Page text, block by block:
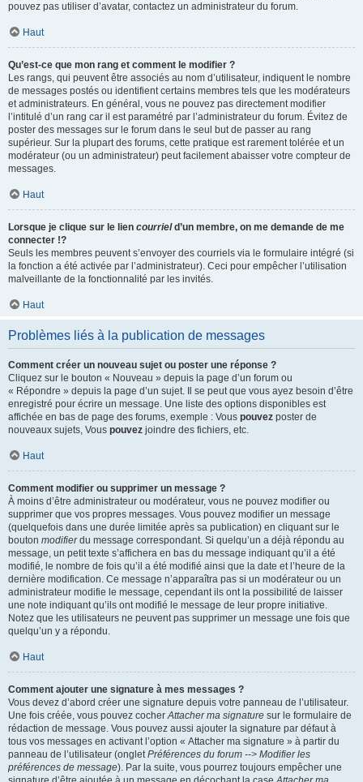
pouvez pas utiliser d’avatar, contactez un administrateur du forum.
Haut
Qu’est-ce que mon rang et comment le modifier ?
Les rangs, qui peuvent être associés au nom d’utilisateur, indiquent le nombre
de messages postés ou identifient certains membres tels que les modérateurs
et administrateurs. En général, vous ne pouvez pas directement modifier
l’intitulé d’un rang car il est paramétré par l’administrateur du forum. Évitez de
poster des messages sur le forum dans le seul but de passer au rang
supérieur. Sur la plupart des forums, cette pratique est rarement tolérée et un
modérateur (ou un administrateur) peut facilement abaisser votre compteur de
messages.
Haut
Lorsque je clique sur le lien courrield’un membre, on me demande de me
connecter !?
Seuls les membres peuvent s’envoyer des courriels via le formulaire intégré (si
la fonction a été activée par l’administrateur). Ceci pour empêcher l’utilisation
malveillante de la fonctionnalité par les invités.
Haut
Problèmes liés à la publication de messages
Comment créer un nouveau sujet ou poster une réponse ?
Cliquez sur le bouton « Nouveau » depuis la page d’un forum ou
« Répondre » depuis la page d’un sujet. Il se peut que vous ayez besoin d’être
enregistré pour écrire un message. Une liste des options disponibles est
affichée en bas de page des forums, exemple : Vous pouvez poster de
nouveaux sujets, Vous pouvez joindre des fichiers, etc.
Haut
Comment modifier ou supprimer un message ?
À moins d’être administrateur ou modérateur, vous ne pouvez modifier ou
supprimer que vos propres messages. Vous pouvez modifier un message
(quelquefois dans une durée limitée après sa publication) en cliquant sur le
bouton modifierdu message correspondant. Si quelqu’un a déjà répondu au
message, un petit texte s’affichera en bas du message indiquant qu’il a été
modifié, le nombre de fois qu’il a été modifié ainsi que la date et l’heure de la
dernière modification. Ce message n’apparaîtra pas si un modérateur ou un
administrateur modifie le message, cependant ils ont la possibilité de laisser
une note indiquant qu’ils ont modifié le message de leur propre initiative.
Notez que les utilisateurs ne peuvent pas supprimer un message une fois que
quelqu’un y a répondu.
Haut
Comment ajouter une signature à mes messages ?
Vous devez d’abord créer une signature depuis votre panneau de l’utilisateur.
Une fois créée, vous pouvez cocherAttacher ma signature sur le formulaire de
rédaction de message. Vous pouvez aussi ajouter la signature par défaut à
tous vos messages en activant l’option « Attacher ma signature » à partir du
panneau de l’utilisateur (ongletPréférences du forum --> Modifier les
préférences de message). Par la suite, vous pourrez toujours empêcher une